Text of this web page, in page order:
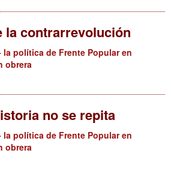
la contrarrevolución
la política de Frente Popular en
obrera
no se repita
la política de Frente Popular en
obrera